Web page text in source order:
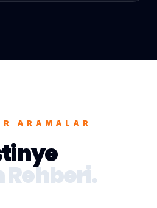
ARAMALAR
Rehberi.